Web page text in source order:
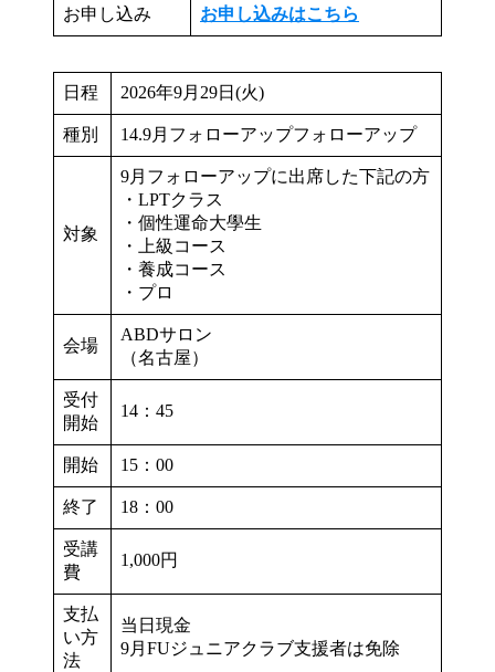
お申し込み お申し込みはこちら
日程 2026年9月29日(火)
種別 14.9月フォローアップフォローアップ
対象
9月フォローアップに出席した下記の方
・LPTクラス
・個性運命大學生
・上級コース
・養成コース
・プロ
会場
ABDサロン
（名古屋）
受付
開始
14：45
開始 15：00
終了 18：00
受講
費
1,000円
支払
い方
法
当日現金
9月FUジュニアクラブ支援者は免除